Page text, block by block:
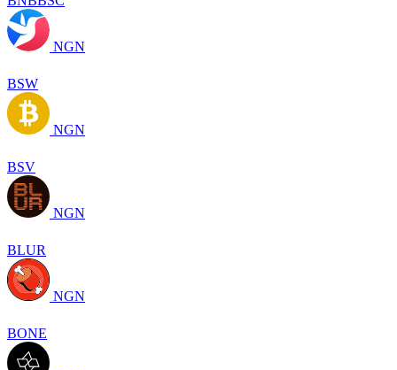
NGN
BSW
NGN
BSV
NGN
BLUR
NGN
BONE